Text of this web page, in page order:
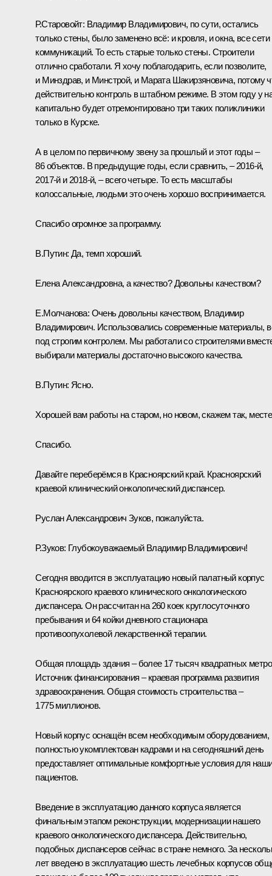
Р.Старовойт: Владимир Владимирович, по сути, остались
только стены, было заменено всё: и кровля, и окна, все сети
коммуникаций. То есть старые только стены. Строители
отлично сработали. Я хочу поблагодарить, если позволите,
и Минздрав, и Минстрой, и Марата Шакирзяновича, потому
действительно контроль в штабном режиме. В этом году у
капитально будет отремонтировано три таких поликлиники
только в Курске.
А в целом по первичному звену за прошлый и этот годы –
86 объектов. В предыдущие годы, если сравнить, – 2016-й,
2017-й и 2018-й, – всего четыре. То есть масштабы
колоссальные, людьми это очень хорошо воспринимается.
Спасибо огромное за программу.
В.Путин: Да, темп хороший.
Елена Александровна, а качество? Довольны качеством?
Е.Молчанова: Очень довольны качеством, Владимир
Владимирович. Использовались современные материалы,
под строгим контролем. Мы работали со строителями
выбирали материалы достаточно высокого качества.
В.Путин: Ясно.
Хорошей вам работы на старом, но новом, скажем так,
Спасибо.
Давайте переберёмся в Красноярский край. Красноярский
краевой клинический онкологический диспансер.
Руслан Александрович Зуков, пожалуйста.
Р.Зуков: Глубокоуважаемый Владимир Владимирович!
Сегодня вводится в эксплуатацию новый палатный корпус
Красноярского краевого клинического онкологического
диспансера. Он рассчитан на 260 коек круглосуточного
пребывания и 64 койки дневного стационара
противоопухолевой лекарственной терапии.
Общая площадь здания – более 17 тысяч квадратных
Источник финансирования – краевая программа развития
здравоохранения. Общая стоимость строительства –
1775 миллионов.
Новый корпус оснащён всем необходимым оборудованием,
полностью укомплектован кадрами и на сегодняшний день
предоставляет оптимальные комфортные условия для
пациентов.
Введение в эксплуатацию данного корпуса является
финальным этапом реконструкции, модернизации нашего
краевого онкологического диспансера. Действительно,
подобных диспансеров сейчас в стране немного. За
лет введено в эксплуатацию шесть лечебных корпусов